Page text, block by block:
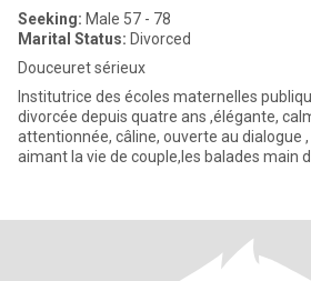
Seeking: Male 57 - 78
Marital Status: Divorced
Douceuret sérieux
Institutrice des écoles maternelles
divorcée depuis quatre ans ,élégante,
attentionnée, câline, ouverte au dialogue
aimant la vie de couple,les balades main